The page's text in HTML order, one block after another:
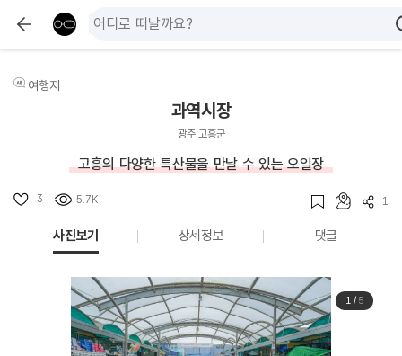
여행지
과역시장
광주 고흥군
고흥의 다양한 특산물을 만날 수 있는 오일장
3 5.7K 1
사진보기 상세정보 댓글
1/ 5